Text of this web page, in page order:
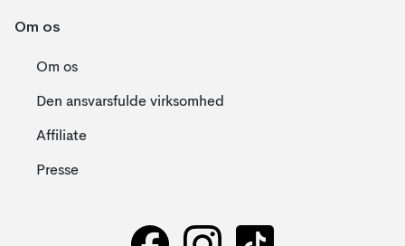
Om os
Om os
Den ansvarsfulde virksomhed
Affiliate
Presse